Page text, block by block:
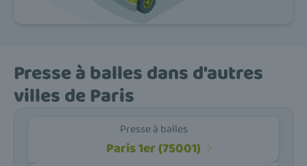
Presse à balles dans d'autres
villes de Paris
Presse à balles
Paris 1er (75001)